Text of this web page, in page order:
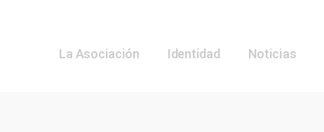
La Asociación Identidad Noticias